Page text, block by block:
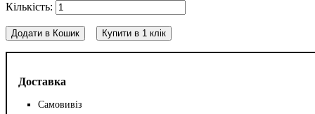
Доставка
Самовивіз
Додати в Кошик Купити в 1 клік